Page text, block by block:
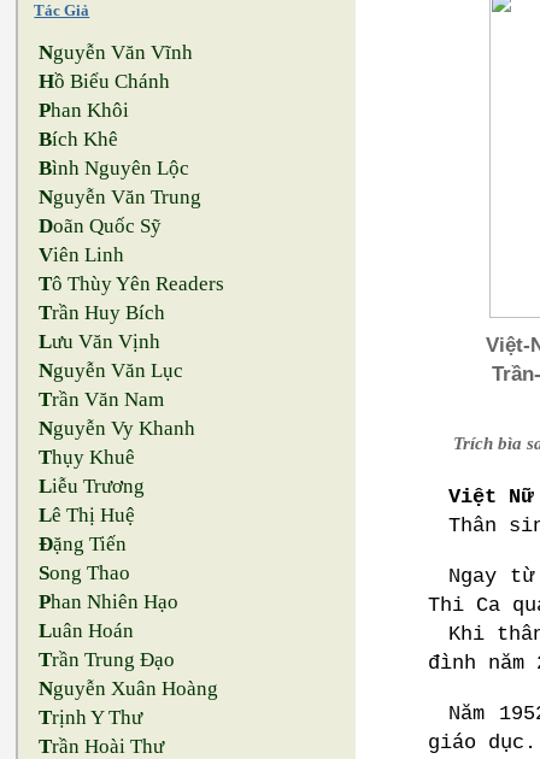
Tác Giả
Nguyễn Văn Vĩnh
Hồ Biểu Chánh
Phan Khôi
Bích Khê
Bình Nguyên Lộc
Nguyễn Văn Trung
Doãn Quốc Sỹ
Viên Linh
Tô Thùy Yên Readers
Trần Huy Bích
Lưu Văn Vịnh
Nguyễn Văn Lục
Trần Văn Nam
Nguyễn Vy Khanh
Thụy Khuê
Liễu Trương
Lê Thị Huệ
Đặng Tiến
Song Thao
Phan Nhiên Hạo
Luân Hoán
Trần Trung Đạo
Nguyễn Xuân Hoàng
Trịnh Y Thư
Trần Hoài Thư
Việt-
Trần-
Trích bìa
Việt Nữ
Thân
Ngay
Thi Ca
Khi
đình
Năm
giáo dục.